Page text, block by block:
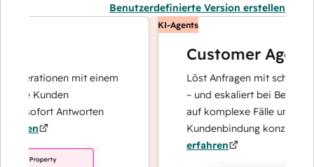
Benutzerdefinierte Version erstellen
mit einem
Kunden
sofort Antworten
KI-Agents
Customer Agent
Löst Anfragen mit schnellen,
– und eskaliert bei Bedarf,
auf komplexe Fälle und den
Kundenbindung konzentrieren
erfahren